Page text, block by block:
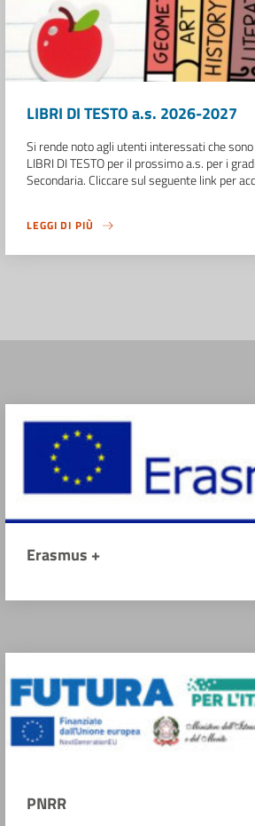
LIBRI DI TESTO a.s. 2026-2027
Si rende noto agli utenti interessati che
LIBRI DI TESTO per il prossimo a.s. per i
Secondaria. Cliccare sul seguente link per
LEGGI DI PIÙ
Erasmus +
PNRR